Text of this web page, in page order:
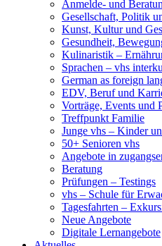
Anmelde- und
Gesellschaft, Politik
Kunst, Kultur und
Gesundheit,
Kulinaristik –
Sprachen – vhs
German as foreign
EDV, Beruf und
Vorträge, Events und
Treffpunkt Familie
Junge vhs – Kinder
50+ Senioren vhs
Angebote in
Beratung
Prüfungen – Testings
vhs – Schule für
Tagesfahrten –
Neue Angebote
Digitale Lernangebote